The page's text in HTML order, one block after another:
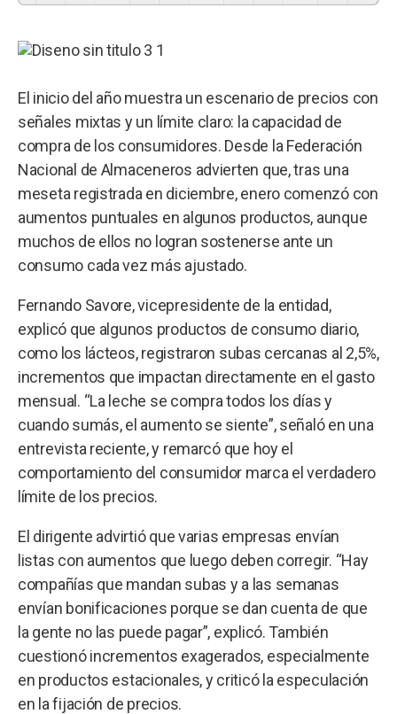
El inicio del año muestra un escenario de precios con
señales mixtas y un límite claro: la capacidad de
compra de los consumidores. Desde la Federación
Nacional de Almaceneros advierten que, tras una
meseta registrada en diciembre, enero comenzó con
aumentos puntuales en algunos productos, aunque
muchos de ellos no logran sostenerse ante un
consumo cada vez más ajustado.
Fernando Savore, vicepresidente de la entidad,
explicó que algunos productos de consumo diario,
como los lácteos, registraron subas cercanas al 2,5%,
incrementos que impactan directamente en el gasto
mensual. “La leche se compra todos los días y
cuando sumás, el aumento se siente”, señaló en una
entrevista reciente, y remarcó que hoy el
comportamiento del consumidor marca el verdadero
límite de los precios.
El dirigente advirtió que varias empresas envían
listas con aumentos que luego deben corregir. “Hay
compañías que mandan subas y a las semanas
envían bonificaciones porque se dan cuenta de que
la gente no las puede pagar”, explicó. También
cuestionó incrementos exagerados, especialmente
en productos estacionales, y criticó la especulación
en la fijación de precios.